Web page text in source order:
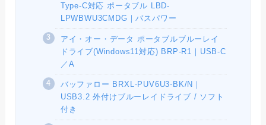
Type-C対応 ポータブル LBD-
LPWBWU3CMDG｜バスパワー
アイ・オー・データ ポータブルブルーレイ
ドライブ(Windows11対応) BRP-R1｜USB-C
／A
バッファロー BRXL-PUV6U3-BK/N｜
USB3.2 外付けブルーレイドライブ / ソフト
付き